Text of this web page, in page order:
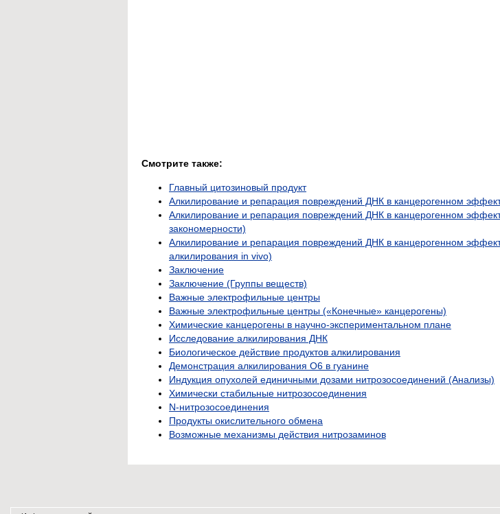
Смотрите также:
Главный цитозиновый продукт
Алкилирование и репарация повреждений ДНК в канцерогенном
Алкилирование и репарация повреждений ДНК в канцерогенном
закономерности)
Алкилирование и репарация повреждений ДНК в канцерогенном
алкилирования in vivo)
Заключение
Заключение (Группы веществ)
Важные электрофильные центры
Важные электрофильные центры («Конечные» канцерогены)
Химические канцерогены в научно-экспериментальном плане
Исследование алкилирования ДНК
Биологическое действие продуктов алкилирования
Демонстрация алкилирования О6 в гуанине
Индукция опухолей единичными дозами нитрозосоединений (Анализы)
Химически стабильные нитрозосоединения
N-нитрозосоединения
Продукты окислительного обмена
Возможные механизмы действия нитрозаминов